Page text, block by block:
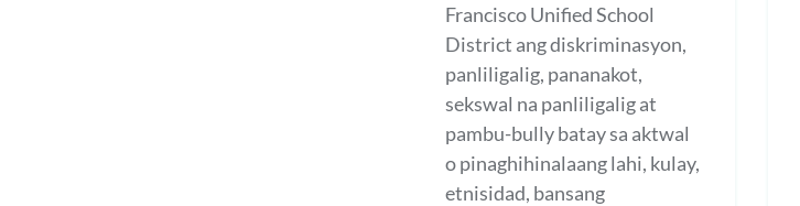
Francisco Unified School
District ang diskriminasyon,
panliligalig, pananakot,
sekswal na panliligalig at
pambu-bully batay sa aktwal
o pinaghihinalaang lahi, kulay,
etnisidad, bansang